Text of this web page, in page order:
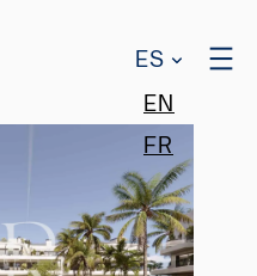
ES
EN
FR